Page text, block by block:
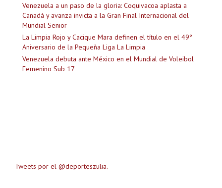
Venezuela a un paso de la gloria: Coquivacoa aplasta a
Canadá y avanza invicta a la Gran Final Internacional del
Mundial Senior
La Limpia Rojo y Cacique Mara definen el título en el 49°
Aniversario de la Pequeña Liga La Limpia
Venezuela debuta ante México en el Mundial de Voleibol
Femenino Sub 17
Tweets por el @deporteszulia.